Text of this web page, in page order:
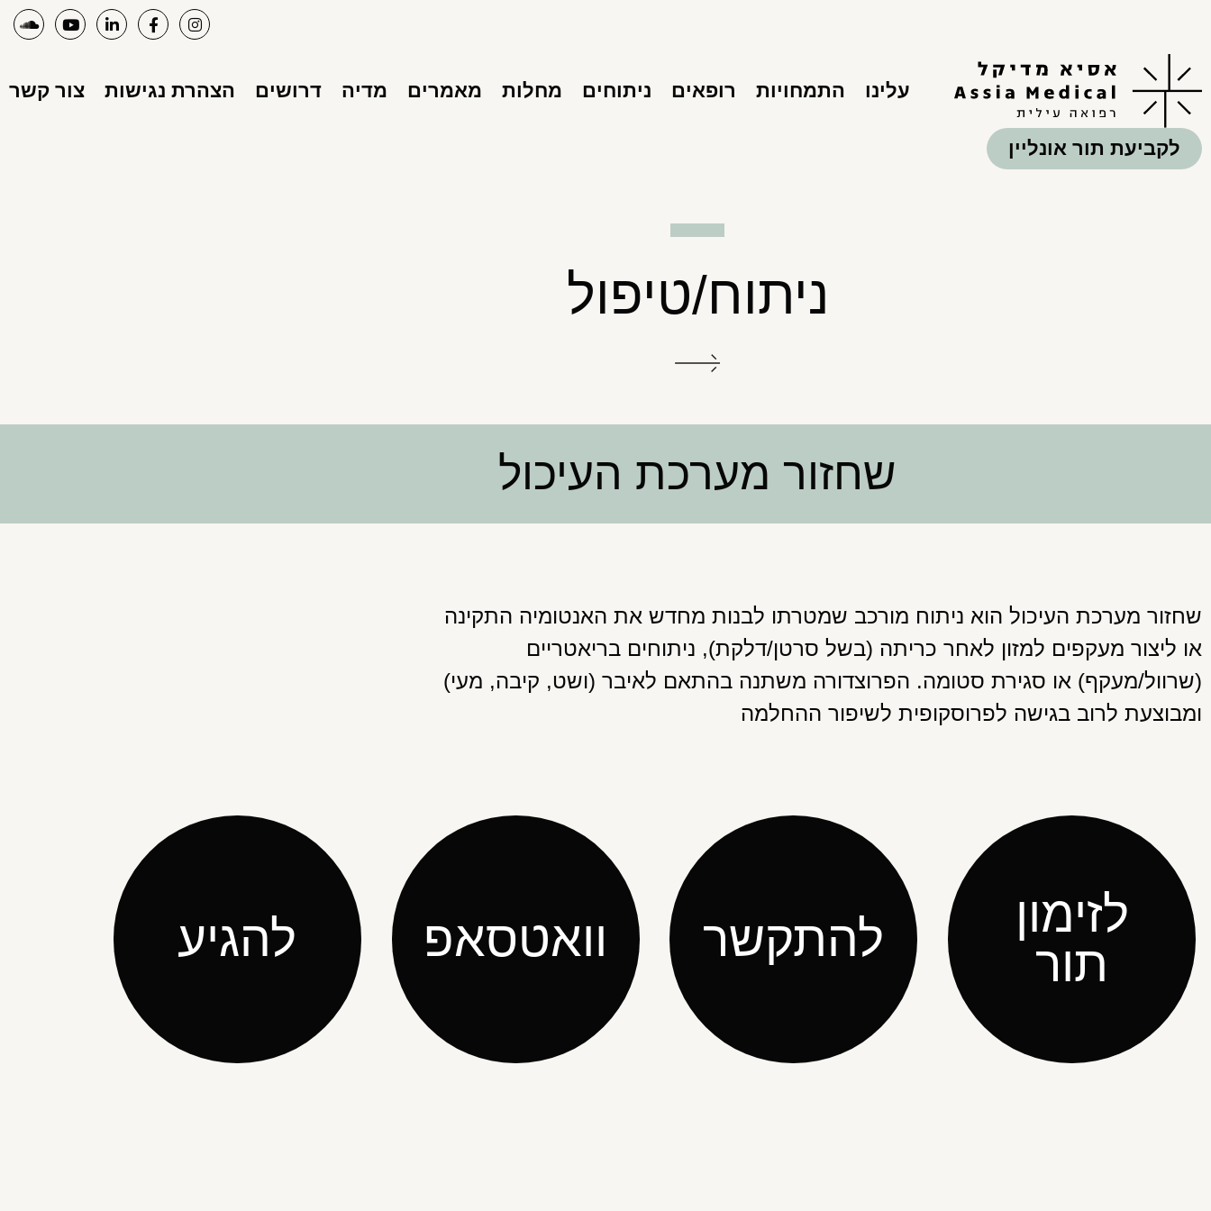
עלינו התמחויות רופאים ניתוחים מחלות מאמרים מדיה דרושים הצהרת נגישות צור קשר
לקביעת תור אונליין
ניתוח/טיפול
שחזור מערכת העיכול
שחזור מערכת העיכול הוא ניתוח מורכב שמטרתו לבנות מחדש את האנטומיה התקינה
או ליצור מעקפים למזון לאחר כריתה (בשל סרטן/דלקת), ניתוחים בריאטריים
(שרוול/מעקף) או סגירת סטומה. הפרוצדורה משתנה בהתאם לאיבר (ושט, קיבה, מעי)
ומבוצעת לרוב בגישה לפרוסקופית לשיפור ההחלמה
לזימון
תור
להתקשר וואטסאפ להגיע